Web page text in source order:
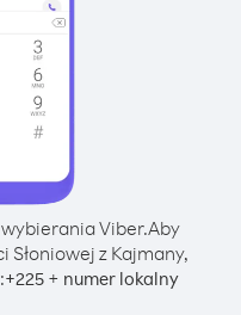
Viber.Aby
Słoniowej z Kajmany,
+225 + numer lokalny